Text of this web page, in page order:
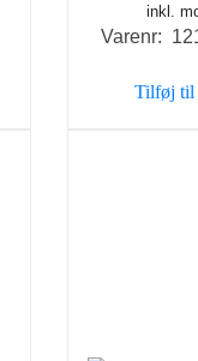
inkl.
Varenr:
Tilføj til